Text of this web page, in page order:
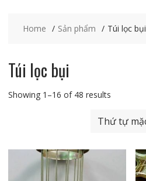
Home Sản phẩm Túi lọc bụi
Túi lọc bụi
Showing 1–16 of 48 results